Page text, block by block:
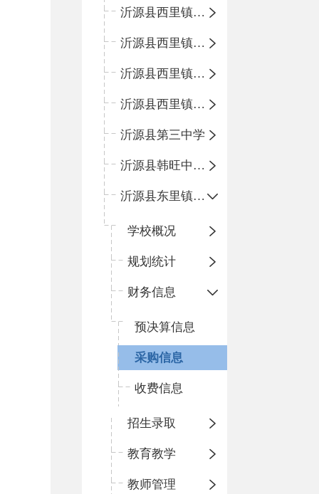
沂源县西里镇中心小学
沂源县西里镇柳枝峪回民小学
沂源县西里镇金星完全小学
沂源县西里镇团圆小学
沂源县第三中学
沂源县韩旺中心学校
沂源县东里镇中心小学
学校概况
规划统计
财务信息
预决算信息
采购信息
收费信息
招生录取
教育教学
教师管理